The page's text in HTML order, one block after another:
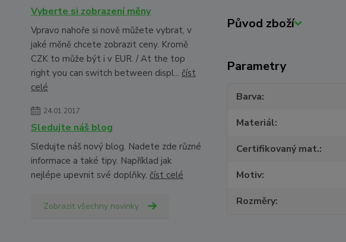
Vyberte si zobrazení měny
Vpravo nahoře si nově můžete vybrat, v
jaké měně chcete zobrazit ceny. Kromě
CZK to může být i v EUR. / At the top
right you can switch between displ... číst
celé
24.01.2017
Sledujte náš blog
Sledujte náš nový blog. Nadete zde různé
informace a také tipy. Například jak
nejlépe upevnit své doplňky. číst celé
Zobrazit všechny novinky
Původ zboží
Parametry
Barva
Materiál
Certifikovaný mat.
Motiv
Rozměry